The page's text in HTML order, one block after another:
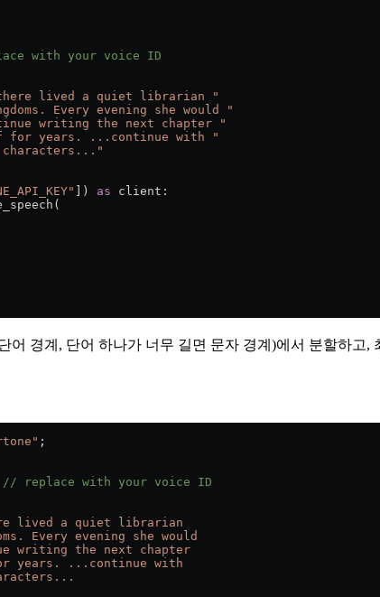
with your voice ID
lived a quiet librarian "
Every evening she would "
writing the next chapter "
for years. ...continue with "
]) as client:
어 경계, 단어 하나가 너무 길면 문자 경계)에서 분할하고,
;
// replace with your voice ID
lived a quiet librarian
Every evening she would
writing the next chapter
years. ...continue with